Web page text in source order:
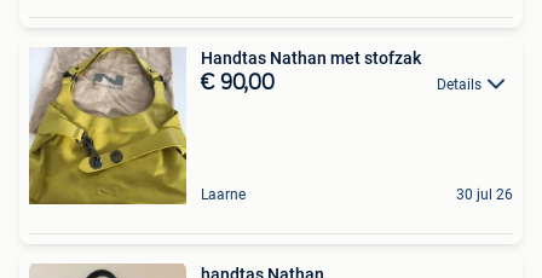
Handtas Nathan met stofzak
€ 90,00 Details
Laarne 30 jul 26